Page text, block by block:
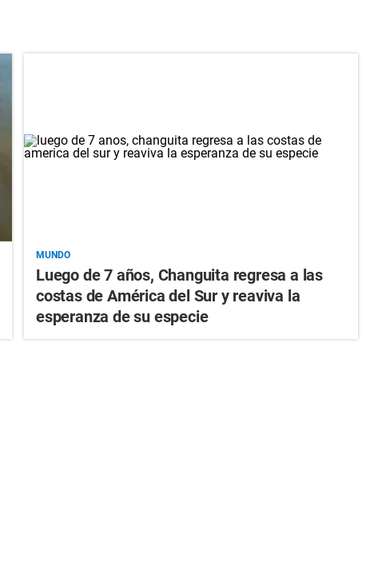
MUNDO
Luego de 7 años, Changuita regresa a las
costas de América del Sur y reaviva la
esperanza de su especie